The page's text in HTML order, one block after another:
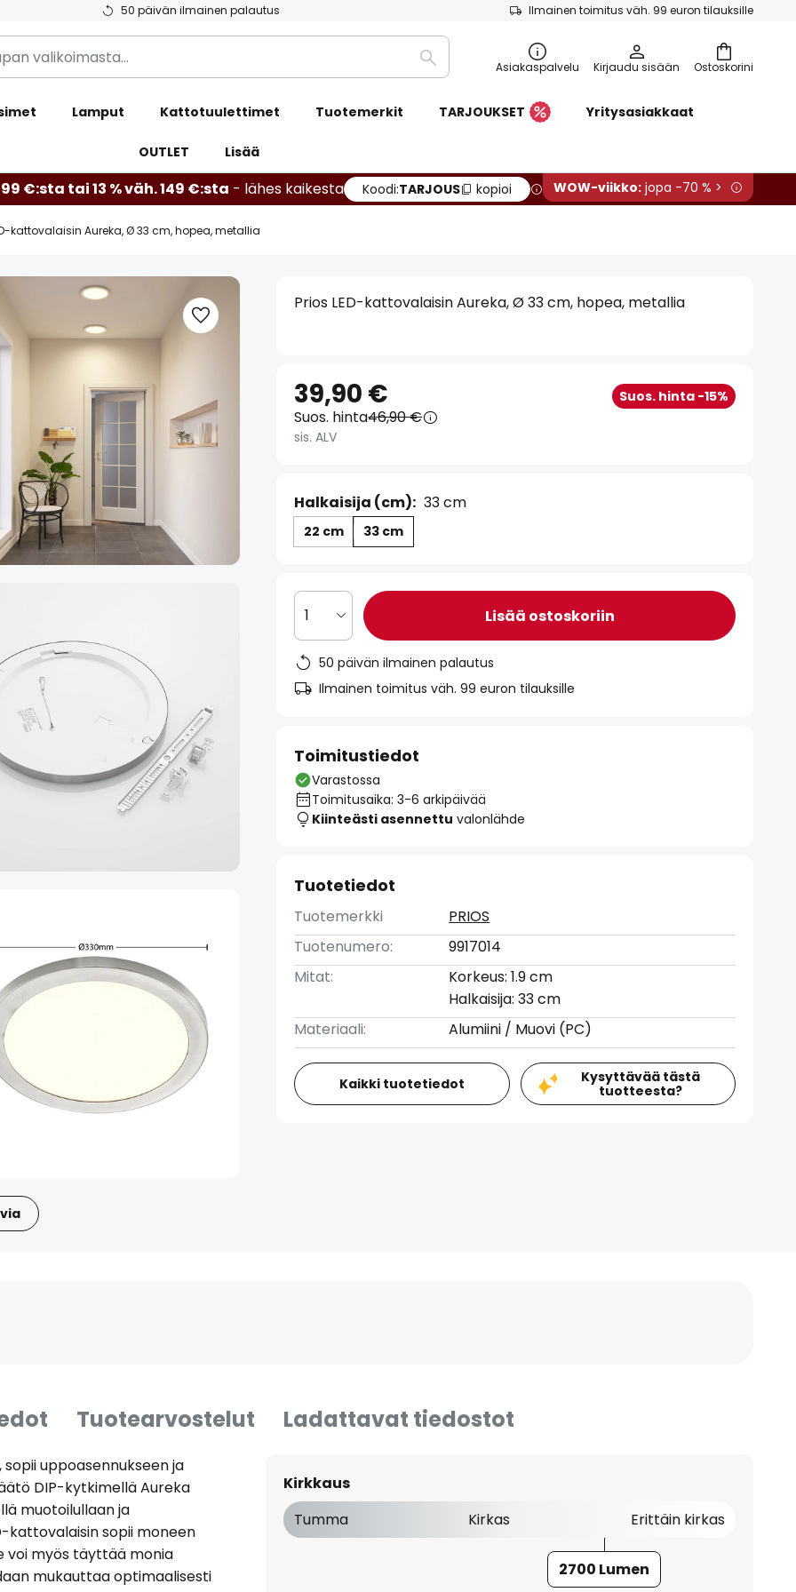
50 päivän ilmainen palautus Ilmainen toimitus väh. 99 euron tilauksille
Ostoskorini
Etsi Asiakaspalvelu Kirjaudu sisään
Lamput Kattotuulettimet Tuotemerkit TARJOUKSET Yritysasiakkaat
OUTLET Lisää
€:sta tai 13 % väh. 149 €:sta - lähes kaikesta Koodi:TARJOUS kopioi WOW-viikko: jopa -70 % >
kattovalaisin Aureka, Ø 33 cm, hopea, metallia
Prios LED-kattovalaisin Aureka, Ø 33 cm, hopea, metallia
39,90 € Suos. hinta -15%
Suos. hinta46,90 €
sis. ALV
Halkaisija (cm): 33 cm
22 cm 33 cm
1 Lisää ostoskoriin
50 päivän ilmainen palautus
Ilmainen toimitus väh. 99 euron tilauksille
Toimitustiedot
Varastossa
Toimitusaika: 3-6 arkipäivää
Kiinteästi asennettu valonlähde
Tuotetiedot
Tuotemerkki
PRIOS
Tuotenumero:
9917014
Mitat:
Korkeus: 1.9 cm
Halkaisija: 33 cm
Materiaali:
Alumiini / Muovi (PC)
Kaikki tuotetiedot
Kysyttävää tästä
tuotteesta?
Tuotearvostelut Ladattavat tiedostot
uppoasennukseen ja
DIP-kytkimellä Aureka
muotoilullaan ja
kattovalaisin sopii moneen
voi myös täyttää monia
mukauttaa optimaalisesti
Kirkkaus
Tumma
Kirkas Erittäin kirkas
2700 Lumen